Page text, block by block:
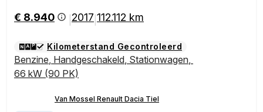
€ 8.940 2017 112.112 km
Kilometerstand Gecontroleerd
Benzine, Handgeschakeld, Stationwagen,
66 kW (90 PK)
Van Mossel Renault Dacia Tiel